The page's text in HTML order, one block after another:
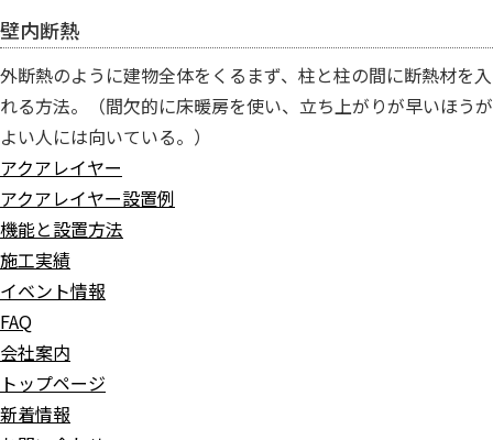
壁内断熱
外断熱のように建物全体をくるまず、柱と柱の間に断熱材を入
れる方法。（間欠的に床暖房を使い、立ち上がりが早いほうが
よい人には向いている。）
アクアレイヤー
アクアレイヤー設置例
機能と設置方法
施工実績
イベント情報
FAQ
会社案内
トップページ
新着情報